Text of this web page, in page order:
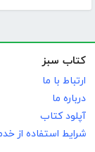
کتاب سبز
ارتباط با ما
درباره ما
آپلود کتاب
شرایط استفاده از